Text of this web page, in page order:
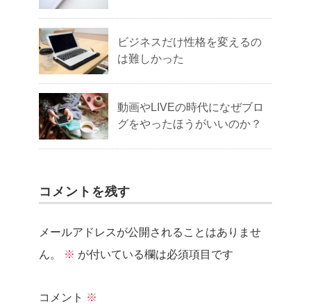
ビジネスだけ性格を変えるの
は難しかった
動画やLIVEの時代になぜブロ
グをやったほうがいいのか？
コメントを残す
メールアドレスが公開されることはありませ
ん。
※ が付いている欄は必須項目です
コメント ※